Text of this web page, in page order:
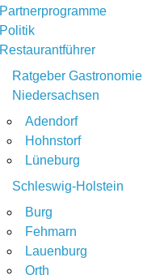
Partnerprogramme
Politik
Restaurantführer
Ratgeber Gastronomie
Niedersachsen
Adendorf
Hohnstorf
Lüneburg
Schleswig-Holstein
Burg
Fehmarn
Lauenburg
Orth